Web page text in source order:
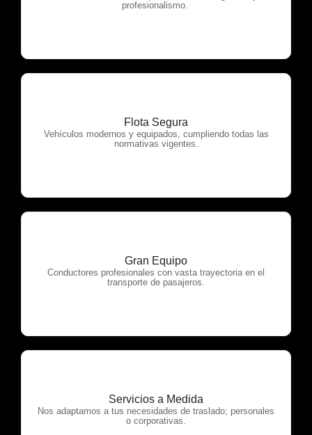
profesionalismo.
Flota Segura
Vehículos modernos y equipados, cumpliendo todas las
normativas vigentes.
OTP Servicios
Gran Equipo
Conductores profesionales con vasta trayectoria en el
transporte de pasajeros.
OTP Servicios
Servicios a Medida
Nos adaptamos a tus necesidades de traslado; personales
o corporativas.
OTP Servicios